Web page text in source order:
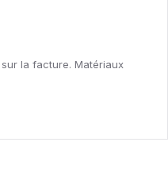
la facture. Matériaux